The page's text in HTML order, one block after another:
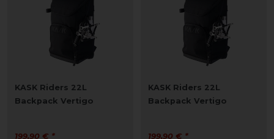
KASK Riders 22L
Backpack Vertigo
199,90 € *
KASK Riders 22L
Backpack Vertigo
199,90 € *